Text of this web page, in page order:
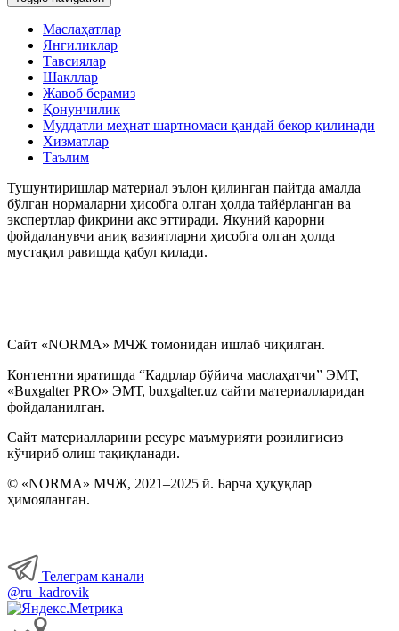
Маслаҳатлар
Янгиликлар
Тавсиялар
Шакллар
Жавоб берамиз
Қонунчилик
Муддатли меҳнат шартномаси қандай бекор қилинади
Хизматлар
Таълим
Тушунтиришлар материал эълон қилинган пайтда амалда
бўлган нормаларни ҳисобга олган ҳолда тайёрланган ва
экспертлар фикрини акс эттиради. Якуний қарорни
фойдаланувчи аниқ вазиятларни ҳисобга олган ҳолда
мустақил равишда қабул қилади.
Сайт «NORMA» МЧЖ томонидан ишлаб чиқилган.
Контентни яратишда “Кадрлар бўйича маслаҳатчи” ЭМТ,
«Buxgalter PRO» ЭМТ, buxgalter.uz сайти материалларидан
фойдаланилган.
Сайт материалларини ресурс маъмурияти розилигисиз
кўчириб олиш тақиқланади.
© «NORMA» МЧЖ, 2021–2025 й. Барча ҳуқуқлар
ҳимояланган.
Телеграм канали
@ru_kadrovik